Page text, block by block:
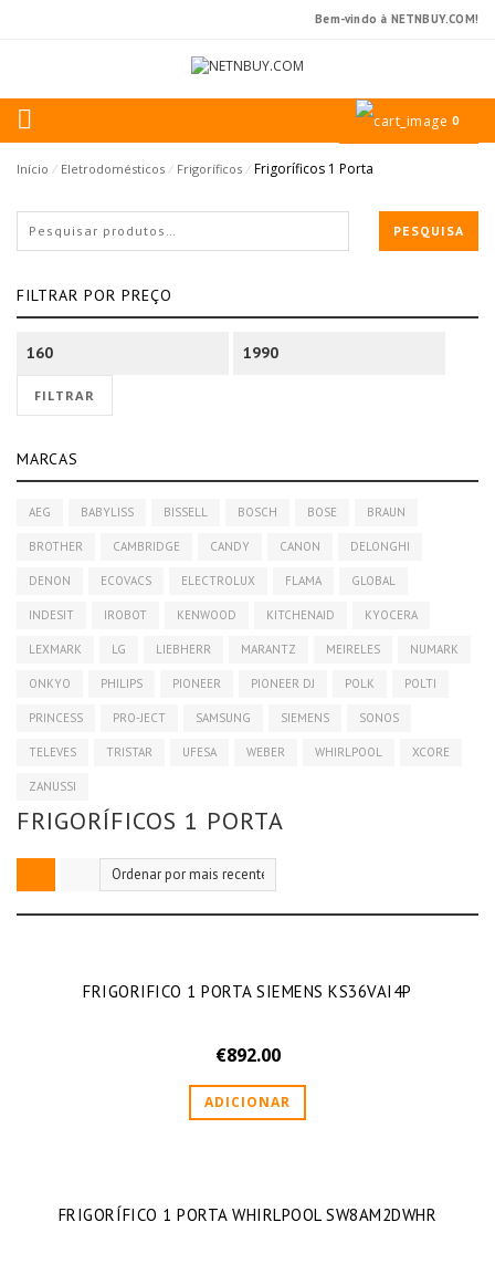
Bem-vindo à NETNBUY.COM!
0
Início ⁄ Eletrodomésticos ⁄ Frigoríficos ⁄ Frigoríficos 1 Porta
PESQUISA
FILTRAR POR PREÇO
mínimo
máximo
FILTRAR
MARCAS
AEG BABYLISS BISSELL BOSCH BOSE BRAUN
BROTHER CAMBRIDGE CANDY CANON DELONGHI
DENON ECOVACS ELECTROLUX FLAMA GLOBAL
INDESIT IROBOT KENWOOD KITCHENAID KYOCERA
LEXMARK LG LIEBHERR MARANTZ MEIRELES NUMARK
ONKYO PHILIPS PIONEER PIONEER DJ POLK POLTI
PRINCESS PRO-JECT SAMSUNG SIEMENS SONOS
TELEVES TRISTAR UFESA WEBER WHIRLPOOL XCORE
ZANUSSI
FRIGORÍFICOS 1 PORTA
FRIGORIFICO 1 PORTA SIEMENS KS36VAI4P
€892.00
ADICIONAR
FRIGORÍFICO 1 PORTA WHIRLPOOL SW8AM2DWHR